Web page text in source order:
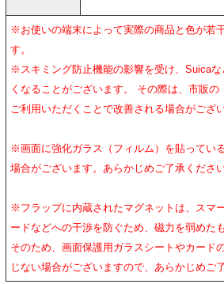
※お使いの端末によって実際の商品と色が若
す。
※スキミング防止機能の影響を受け、Suica
くなることがございます。 その際は、市販
ご利用いただくことで改善される場合がござ
※画面に強化ガラス（フィルム）を貼ってい
場合がございます。あらかじめご了承ください
※フラップに内蔵されたマグネットは、スマ
ードなどへの干渉を防ぐため、磁力を弱めた
そのため、画面保護用ガラスシートやカード
じない場合がございますので、あらかじめご